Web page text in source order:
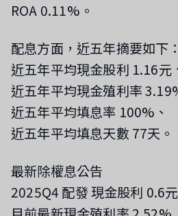
ROA 0.11%。
配息方面，近五年摘要如下：
近五年平均現金股利 1.16元
近五年平均現金殖利率
近五年平均填息率 100%、
近五年平均填息天數 77天。
最新除權息公告
2025Q4 配發 現金股利 0.6